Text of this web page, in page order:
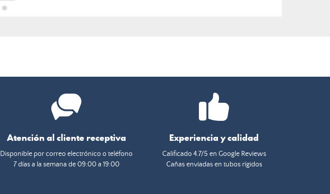
Atención al cliente receptiva
Disponible por correo electrónico o teléfono
7 días a la semana de 09:00 a 19:00
Experiencia y calidad
Calificado 4.7/5 en Google Reviews
Cañas enviadas en tubos rígidos